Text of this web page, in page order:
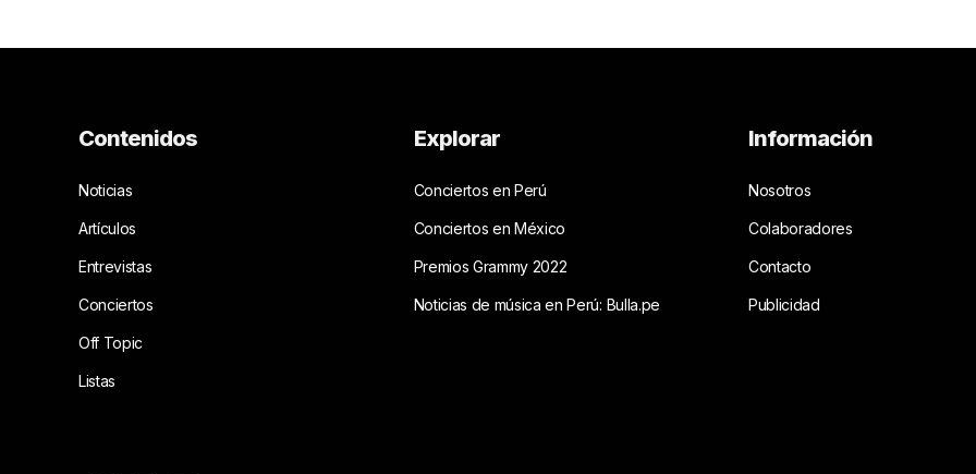
Contenidos
Noticias
Artículos
Entrevistas
Conciertos
Off Topic
Listas
Explorar
Conciertos en Perú
Conciertos en México
Premios Grammy 2022
Noticias de música en Perú: Bulla.pe
Información
Nosotros
Colaboradores
Contacto
Publicidad